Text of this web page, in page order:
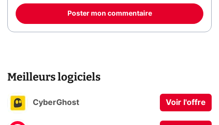
Poster mon commentaire
Meilleurs logiciels
CyberGhost Voir l'offre